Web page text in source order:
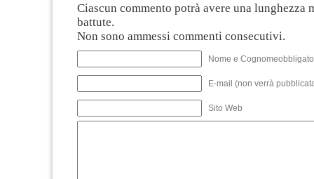
Ciascun commento potrà avere una lunghezza
battute.
Non sono ammessi commenti consecutivi.
Nome e
E-mail (non verrà
Sito Web